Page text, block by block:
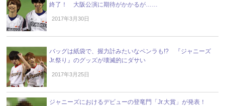
終了！ 大阪公演に期待がかかるが……
2017年3月30日
バッグは紙袋で、握力計みたいなペンラも!? 『ジャニーズ
Jr.祭り』のグッズが壊滅的にダサい
2017年3月25日
ジャニーズにおけるデビューの登竜門「Jr.大賞」が発表！